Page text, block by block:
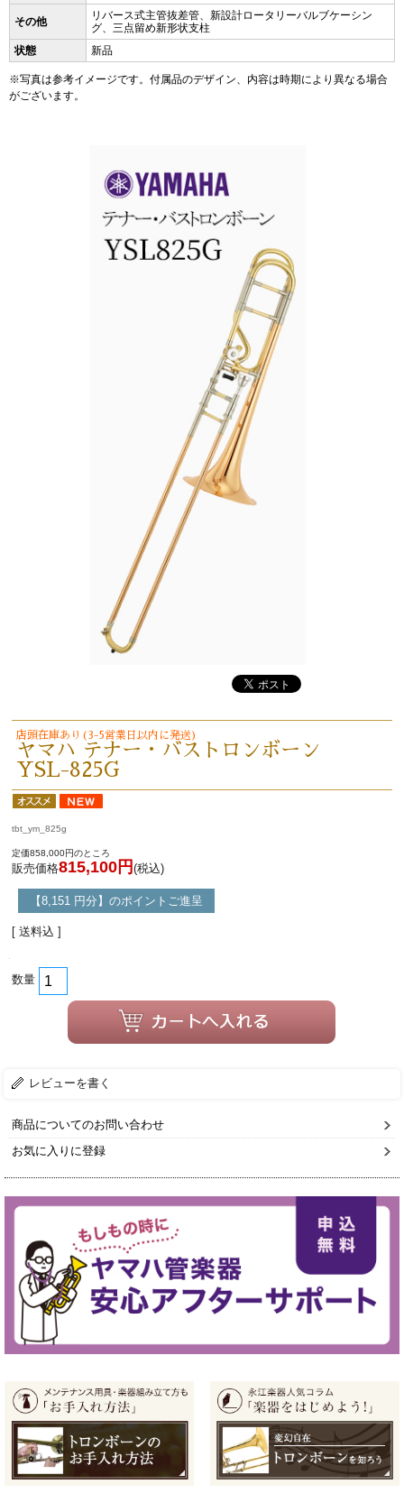
その他
リバース式主管抜差管、新設計ロータリーバルブケーシン
グ、三点留め新形状支柱
状態
新品
※写真は参考イメージです。付属品のデザイン、内容は時期により異なる場合
がございます。
店頭在庫あり(3-5営業日以内に発送)
ヤマハ テナー・バストロンボーン
YSL-825G
tbt_ym_825g
定価858,000円のところ
販売価格815,100円 (税込)
【8,151 円分】のポイントご進呈
[ 送料込 ]
数量
レビューを書く
商品についてのお問い合わせ
お気に入りに登録